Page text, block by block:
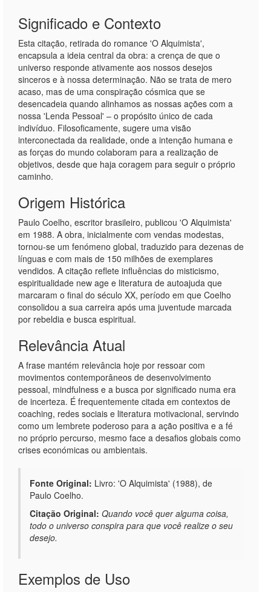
Significado e Contexto
Esta citação, retirada do romance 'O Alquimista',
encapsula a ideia central da obra: a crença de que o
universo responde ativamente aos nossos desejos
sinceros e à nossa determinação. Não se trata de mero
acaso, mas de uma conspiração cósmica que se
desencadeia quando alinhamos as nossas ações com a
nossa 'Lenda Pessoal' – o propósito único de cada
indivíduo. Filosoficamente, sugere uma visão
interconectada da realidade, onde a intenção humana e
as forças do mundo colaboram para a realização de
objetivos, desde que haja coragem para seguir o próprio
caminho.
Origem Histórica
Paulo Coelho, escritor brasileiro, publicou 'O Alquimista'
em 1988. A obra, inicialmente com vendas modestas,
tornou-se um fenómeno global, traduzido para dezenas de
línguas e com mais de 150 milhões de exemplares
vendidos. A citação reflete influências do misticismo,
espiritualidade new age e literatura de autoajuda que
marcaram o final do século XX, período em que Coelho
consolidou a sua carreira após uma juventude marcada
por rebeldia e busca espiritual.
Relevância Atual
A frase mantém relevância hoje por ressoar com
movimentos contemporâneos de desenvolvimento
pessoal, mindfulness e a busca por significado numa era
de incerteza. É frequentemente citada em contextos de
coaching, redes sociais e literatura motivacional, servindo
como um lembrete poderoso para a ação positiva e a fé
no próprio percurso, mesmo face a desafios globais como
crises económicas ou ambientais.
Fonte Original: Livro: 'O Alquimista' (1988), de
Paulo Coelho.
Citação Original: Quando você quer alguma coisa,
todo o universo conspira para que você realize o seu
desejo.
Exemplos de Uso